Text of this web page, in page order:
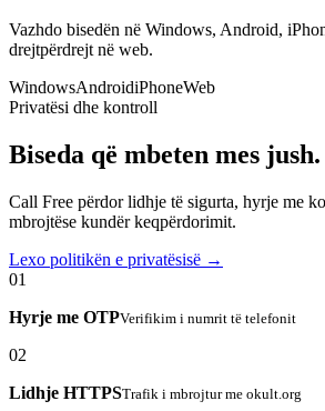
Vazhdo bisedën në Windows, Android,
drejtpërdrejt në web.
WindowsAndroidiPhoneWeb
Privatësi dhe kontroll
Biseda që mbeten mes jush.
Call Free përdor lidhje të sigurta, hyrje me
mbrojtëse kundër keqpërdorimit.
Lexo politikën e privatësisë →
01
Hyrje me OTPVerifikim i numrit të telefonit
02
Lidhje HTTPSTrafik i mbrojtur me okult.org